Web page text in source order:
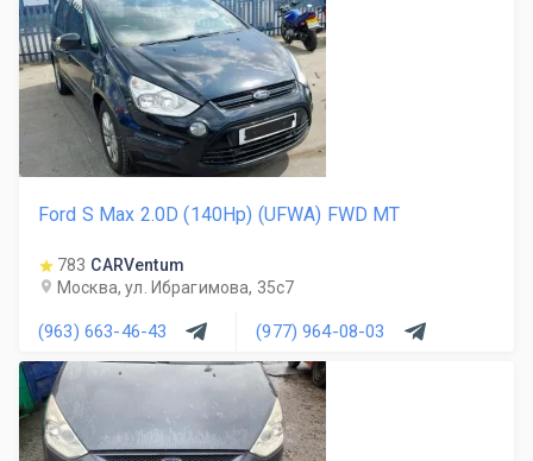
Ford S Max 2.0D (140Hp) (UFWA) FWD MT
783 CARVentum
Москва, ул. Ибрагимова, 35с7
(963) 663-46-43 (977) 964-08-03